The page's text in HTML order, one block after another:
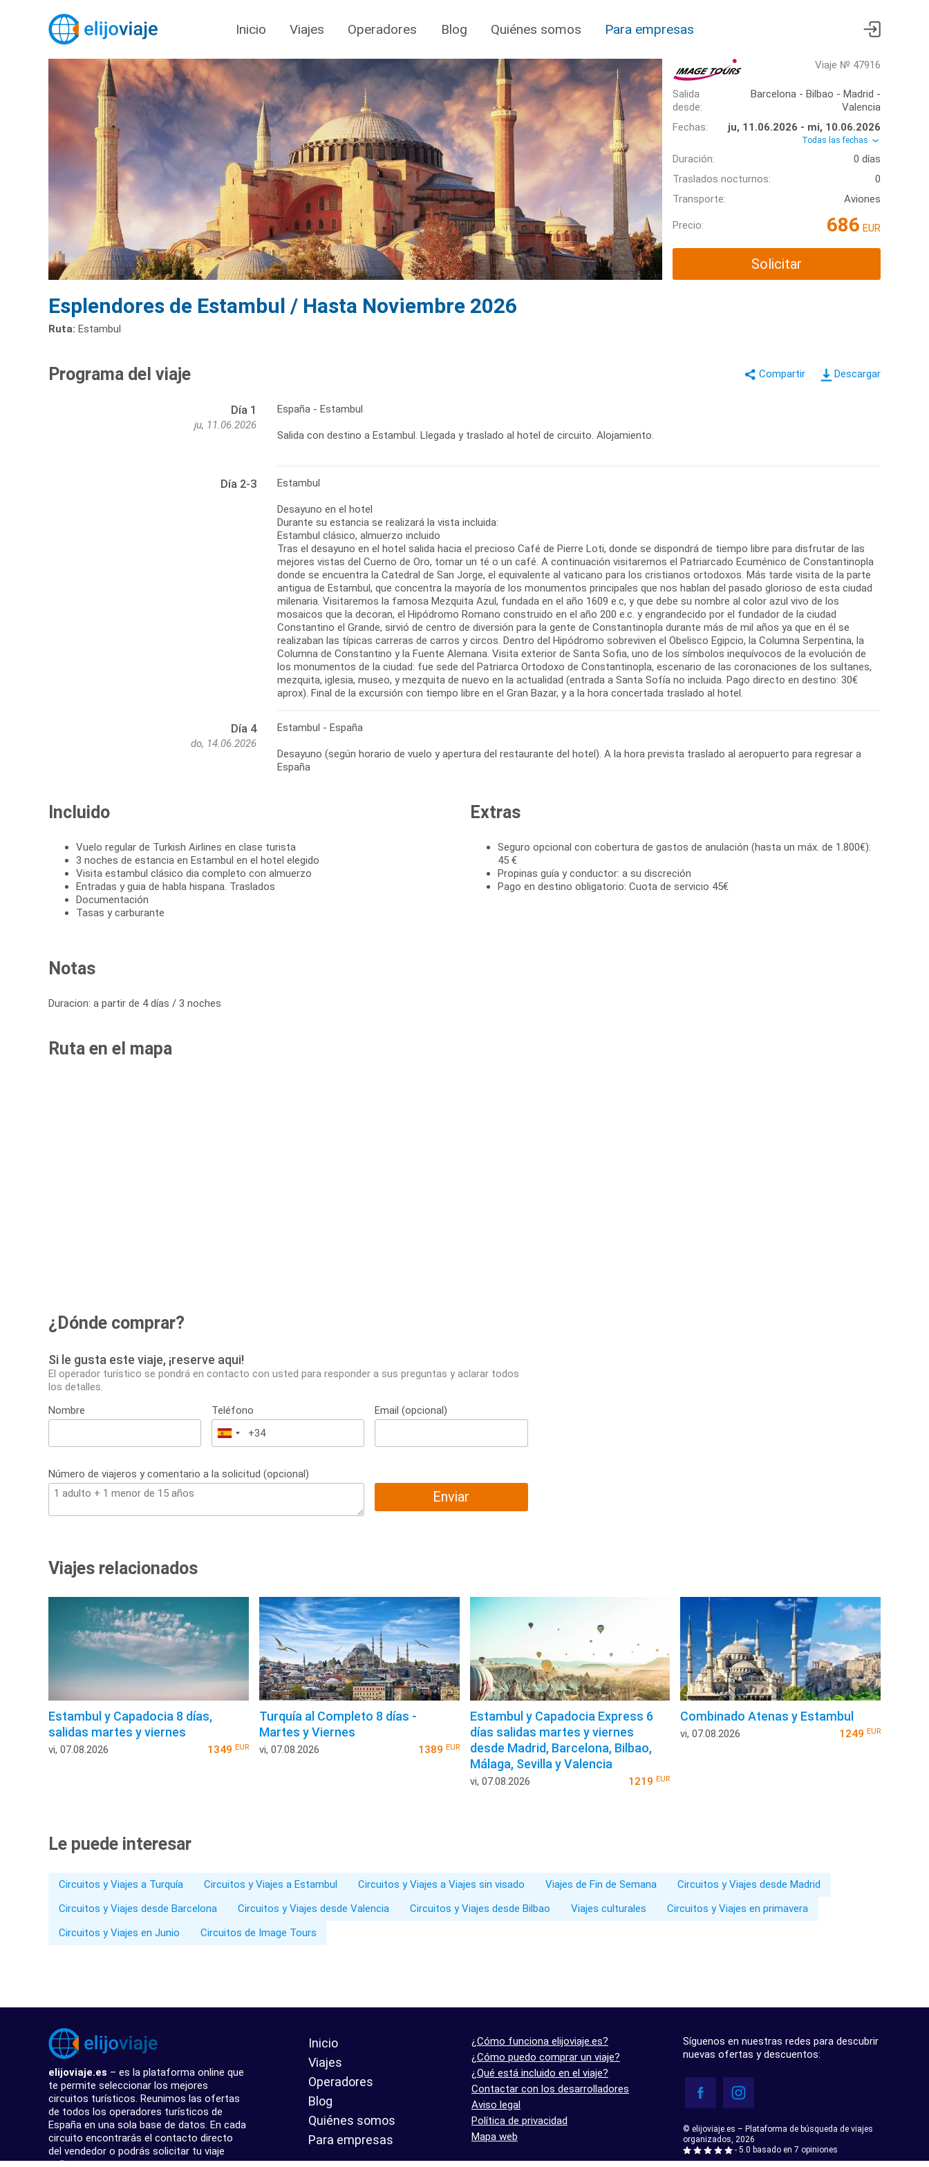
Inicio Viajes Operadores Blog Quiénes somos Para empresas
Viaje № 47916
Salida
desde:
Barcelona - Bilbao - Madrid -
Valencia
Fechas:
ju, 11.06.2026 - mi, 10.06.2026
Todas las fechas
Duración:
0 días
Traslados nocturnos:
0
Transporte:
Aviones
Precio: 686 EUR
Solicitar
Esplendores de Estambul / Hasta Noviembre 2026
Ruta: Estambul
Descargar
Programa del viaje
Día 1
ju, 11.06.2026
España - Estambul
Salida con destino a Estambul. Llegada y traslado al hotel de circuito. Alojamiento.
Día 2-3 Estambul
Desayuno en el hotel
Durante su estancia se realizará la vista incluida:
Estambul clásico, almuerzo incluido
Tras el desayuno en el hotel salida hacia el precioso Café de Pierre Loti, donde se dispondrá de tiempo libre para disfrutar de las
mejores vistas del Cuerno de Oro, tomar un té o un café. A continuación visitaremos el Patriarcado Ecuménico de Constantinopla
donde se encuentra la Catedral de San Jorge, el equivalente al vaticano para los cristianos ortodoxos. Más tarde visita de la parte
antigua de Estambul, que concentra la mayoría de los monumentos principales que nos hablan del pasado glorioso de esta ciudad
milenaria. Visitaremos la famosa Mezquita Azul, fundada en el año 1609 e.c, y que debe su nombre al color azul vivo de los
mosaicos que la decoran, el Hipódromo Romano construido en el año 200 e.c. y engrandecido por el fundador de la ciudad
Constantino el Grande, sirvió de centro de diversión para la gente de Constantinopla durante más de mil años ya que en él se
realizaban las típicas carreras de carros y circos. Dentro del Hipódromo sobreviven el Obelisco Egipcio, la Columna Serpentina, la
Columna de Constantino y la Fuente Alemana. Visita exterior de Santa Sofia, uno de los símbolos inequívocos de la evolución de
los monumentos de la ciudad: fue sede del Patriarca Ortodoxo de Constantinopla, escenario de las coronaciones de los sultanes,
mezquita, iglesia, museo, y mezquita de nuevo en la actualidad (entrada a Santa Sofía no incluida. Pago directo en destino: 30€
aprox). Final de la excursión con tiempo libre en el Gran Bazar, y a la hora concertada traslado al hotel.
Día 4
do, 14.06.2026
Estambul - España
Desayuno (según horario de vuelo y apertura del restaurante del hotel). A la hora prevista traslado al aeropuerto para regresar a
España
Incluido
Vuelo regular de Turkish Airlines en clase turista
3 noches de estancia en Estambul en el hotel elegido
Visita estambul clásico dia completo con almuerzo
Entradas y guia de habla hispana. Traslados
Documentación
Tasas y carburante
Extras
Seguro opcional con cobertura de gastos de anulación (hasta un máx. de 1.800€):
45 €
Propinas guía y conductor: a su discreción
Pago en destino obligatorio: Cuota de servicio 45€
Notas
Duracion: a partir de 4 días / 3 noches
Ruta en el mapa
¿Dónde comprar?
Si le gusta este viaje, ¡reserve aqui!
El operador turístico se pondrá en contacto con usted para responder a sus preguntas y aclarar todos
los detalles.
Nombre
Teléfono
España
+34
Email (opcional)
Número de viajeros y comentario a la solicitud (opcional)
Enviar
Viajes relacionados
Estambul y Capadocia 8 días,
salidas martes y viernes
vi, 07.08.2026 1349 EUR
Turquía al Completo 8 días -
Martes y Viernes
vi, 07.08.2026 1389 EUR
Estambul y Capadocia Express 6
días salidas martes y viernes
desde Madrid, Barcelona, Bilbao,
Málaga, Sevilla y Valencia
vi, 07.08.2026 1219EUR
Combinado Atenas y Estambul
vi, 07.08.2026 1249 EUR
Le puede interesar
Circuitos y Viajes a Turquía Circuitos y Viajes a Estambul Circuitos y Viajes a Viajes sin visado Viajes de Fin de Semana
Circuitos y Viajes desde Madrid
Circuitos y Viajes desde Barcelona
Circuitos y Viajes desde Valencia Circuitos y Viajes desde Bilbao Viajes culturales
Circuitos y Viajes en primavera
Circuitos y Viajes en Junio
Circuitos de Image Tours
elijoviaje.es – es la plataforma online que
te permite seleccionar los mejores
circuitos turísticos. Reunimos las ofertas
de todos los operadores turísticos de
España en una sola base de datos. En cada
circuito encontrarás el contacto directo
del vendedor o podrás solicitar tu viaje
online.
Inicio
Viajes
Operadores
Blog
Quiénes somos
Para empresas
¿Cómo funciona elijoviaje.es?
¿Cómo puedo comprar un viaje?
¿Qué está incluido en el viaje?
Contactar con los desarrolladores
Aviso legal
Política de privacidad
Mapa web
Síguenos en nuestras redes para descubrir
nuevas ofertas y descuentos:
© elijoviaje.es – Plataforma de búsqueda de viajes
organizados, 2026
- 5.0 basado en 7 opiniones